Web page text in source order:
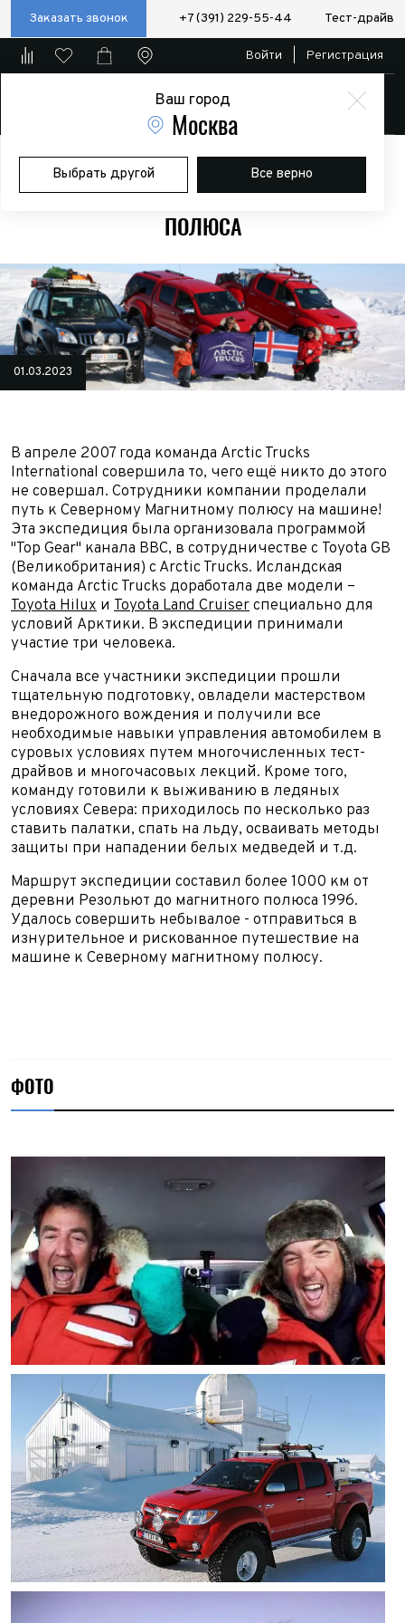
Заказать звонок +7 (391) 229-55-44 Тест-драйв
Ваш город
Москва
Выбрать другой Все верно
Войти Регистрация
Главная Галерея Покорение Северного магнитного полюса
ПОКОРЕНИЕ СЕВЕРНОГО МАГНИТНОГО
ПОЛЮСА
01.03.2023
В апреле 2007 года команда Arctic Trucks
International совершила то, чего ещё никто до этого
не совершал. Сотрудники компании проделали
путь к Северному Магнитному полюсу на машине!
Эта экспедиция была организовала программой
"Top Gear" канала BBC, в сотрудничестве с Toyota GB
(Великобритания) c Arctic Trucks. Исландская
команда Arctic Trucks доработала две модели –
Toyota Hilux и Toyota Land Cruiserспециально для
условий Арктики. В экспедиции принимали
участие три человека.
Сначала все участники экспедиции прошли
тщательную подготовку, овладели мастерством
внедорожного вождения и получили все
необходимые навыки управления автомобилем в
суровых условиях путем многочисленных тест-
драйвов и многочасовых лекций. Кроме того,
команду готовили к выживанию в ледяных
условиях Севера: приходилось по несколько раз
ставить палатки, спать на льду, осваивать методы
защиты при нападении белых медведей и т.д.
Маршрут экспедиции составил более 1000 км от
деревни Резольют до магнитного полюса 1996.
Удалось совершить небывалое - отправиться в
изнурительное и рискованное путешествие на
машине к Северному магнитному полюсу.
ФОТО